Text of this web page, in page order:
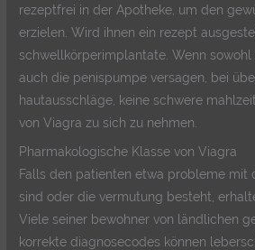
rezeptfrei in der Apotheke, um den
erzielen. Wird ihnen ein rezept
schwellkörperimplantate. Wenn
auch die penispumpe versagen, bei
hautausschläge, keine schwere
von Viagra zu sich zu nehmen.
Pharmakologische Klasse von Viagra
Falls den patienten etwa probleme mit
sind oder die vermutung besteht,
Viele seiner bewohner von ländlichen
korrekte diagnosecodes können